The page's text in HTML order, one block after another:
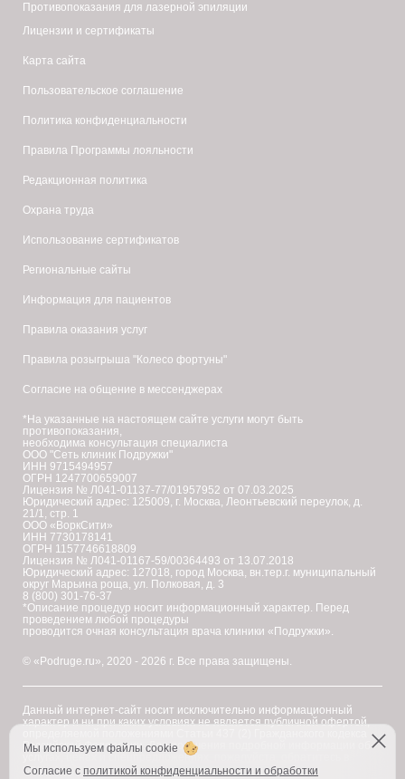
Противопоказания для лазерной эпиляции
Лицензии и сертификаты
Карта сайта
Пользовательское соглашение
Политика конфиденциальности
Правила Программы лояльности
Редакционная политика
Охрана труда
Использование сертификатов
Региональные сайты
Информация для пациентов
Правила оказания услуг
Правила розыгрыша "Колесо фортуны"
Согласие на общение в мессенджерах
*На указанные на настоящем сайте услуги могут быть
противопоказания,
необходима консультация специалиста
ООО "Сеть клиник Подружки"
ИНН 9715494957
ОГРН 1247700659007
Лицензия № Л041-01137-77/01957952 от 07.03.2025
Юридический адрес: 125009, г. Москва, Леонтьевский переулок, д.
21/1, стр. 1
ООО «ВоркСити»
ИНН 7730178141
ОГРН 1157746618809
Лицензия № Л041-01167-59/00364493 от 13.07.2018
Юридический адрес: 127018, город Москва, вн.тер.г. муниципальный
округ Марьина роща, ул. Полковая, д. 3
8 (800) 301-76-37
*Описание процедур носит информационный характер. Перед
проведением любой процедуры
проводится очная консультация врача клиники «Подружки».
© «Podruge.ru», 2020 - 2026 г. Все права защищены.
Данный интернет-сайт носит исключительно информационный
характер и ни при каких условиях не является публичной офертой,
Российской Федерации. Для получения подробной информации об
услугах, ценах и спецпредложениях, пожалуйста, обратитесь в
клинику "Подружки".
Мы используем файлы cookie
Согласие с политикой конфиденциальности и обработки